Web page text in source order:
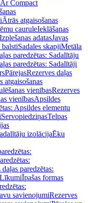
Ar Compact
Ātrās atgaisošanas
cauruleIeklāšanas
Izplešanas adatasJavas
Sadales skapjiMetāla
paredzētas: Sadalītāju
paredzētas: Sadalītāji
PārejasRezerves daļas
atgaisošanas
vienībasRezerves
vienībasApsildes
Apsildes elementu
ServopiedziņasTelpas
izolācijaĒku
paredzētas:
LīkumiĪpašas formas
savienojumiRezerves